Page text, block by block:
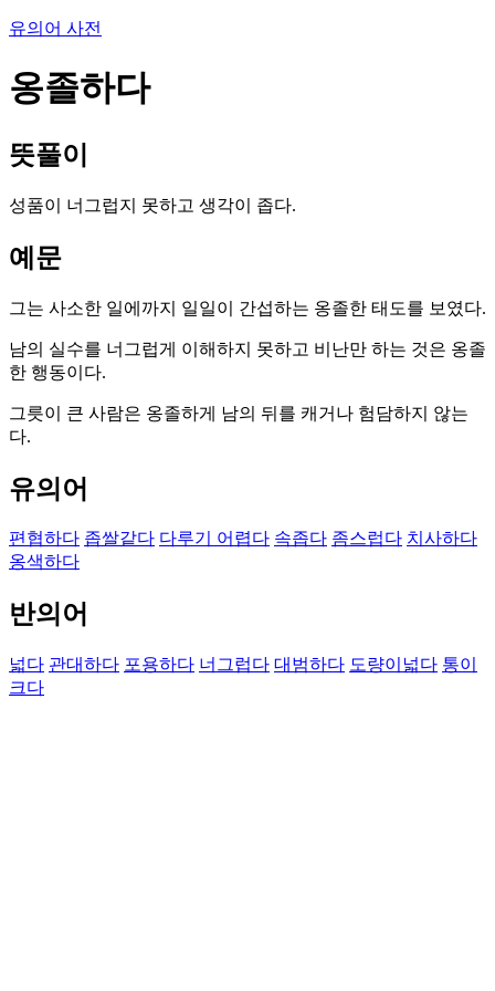
유의어 사전
옹졸하다
뜻풀이
성품이 너그럽지 못하고 생각이 좁다.
예문
그는 사소한 일에까지 일일이 간섭하는 옹졸한 태도를 보였다.
남의 실수를 너그럽게 이해하지 못하고 비난만 하는 것은 옹졸
한 행동이다.
그릇이 큰 사람은 옹졸하게 남의 뒤를 캐거나 험담하지 않는
다.
유의어
편협하다 좁쌀같다 다루기 어렵다 속좁다 좀스럽다 치사하다
옹색하다
반의어
넓다 관대하다 포용하다 너그럽다 대범하다 도량이넓다 통이
크다